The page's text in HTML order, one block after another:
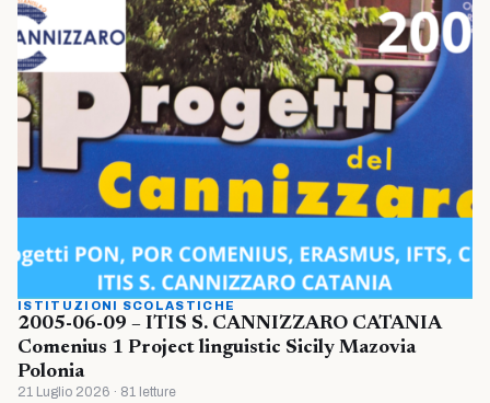
ISTITUZIONI SCOLASTICHE
2005-06-09 – ITIS S. CANNIZZARO CATANIA
Comenius 1 Project linguistic Sicily Mazovia
Polonia
21 Luglio 2026 · 81 letture